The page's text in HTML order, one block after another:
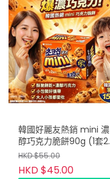
韓國好麗友熱銷 mini 濃
醇巧克力脆餅90g (1套2
盒)
HKD $55.00
HKD $45.00